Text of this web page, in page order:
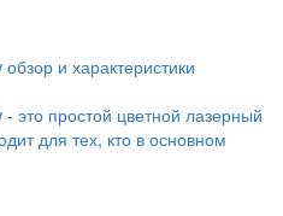
и характеристики
это простой цветной лазерный
для тех, кто в основном